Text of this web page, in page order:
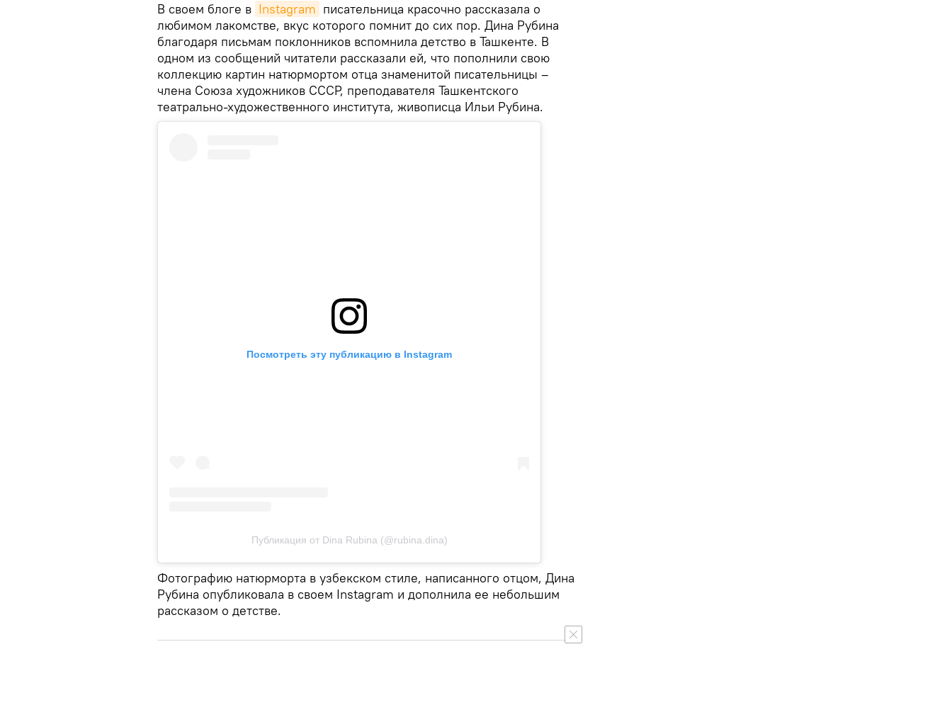
В своем блоге в Instagram писательница красочно рассказала о
любимом лакомстве, вкус которого помнит до сих пор. Дина Рубина
благодаря письмам поклонников вспомнила детство в Ташкенте. В
одном из сообщений читатели рассказали ей, что пополнили свою
коллекцию картин натюрмортом отца знаменитой писательницы –
члена Союза художников СССР, преподавателя Ташкентского
театрально-художественного института, живописца Ильи Рубина.
Посмотреть эту публикацию в Instagram
Публикация от Dina Rubina (@rubina.dina)
Фотографию натюрморта в узбекском стиле, написанного отцом, Дина
Рубина опубликовала в своем Instagram и дополнила ее небольшим
рассказом о детстве.